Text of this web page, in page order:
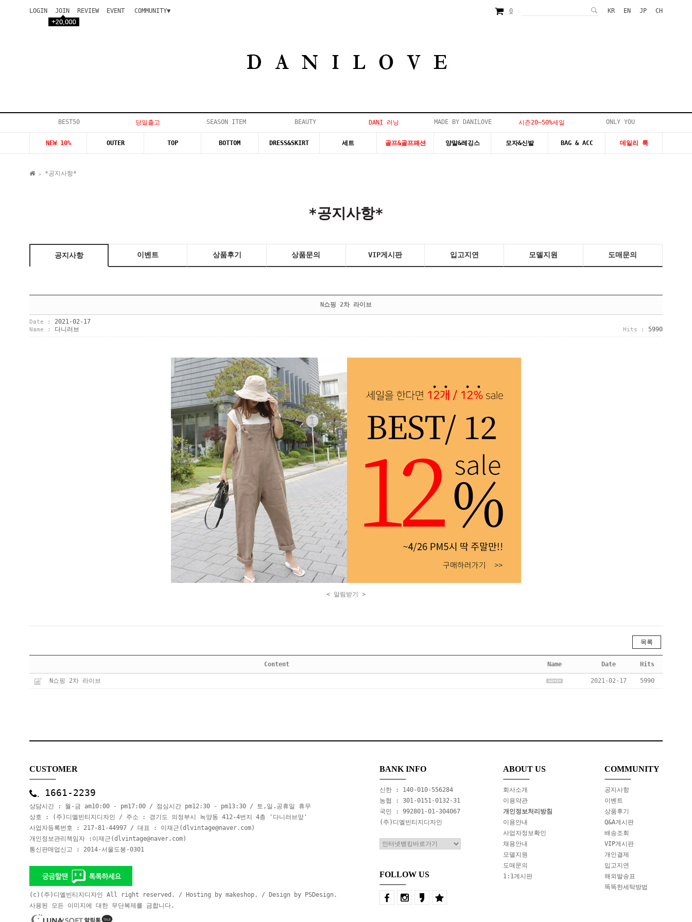
LOGIN JOIN REVIEW EVENT
COMMUNITY▼
입고지연
0 KR EN JP CH
BEST50 당일출고 SEASON ITEM BEAUTY DANI 러닝 MADE BY DANILOVE 시즌20~50%세일 ONLY YOU
NEW 10% OUTER TOP BOTTOM DRESS&SKIRT 세트 골프&골프패션 양말&레깅스 모자&신발 BAG & ACC 데일리 룩
> *공지사항*
*공지사항*
공지사항 이벤트 상품후기 상품문의 VIP게시판 입고지연 모델지원 도매문의
N쇼핑 2차 라이브
Date : 2021-02-17
Name : 다니러브 Hits : 5990
< 알림받기 >
목록
Content Name Date Hits
N쇼핑 2차 라이브 2021-02-17 5990
CUSTOMER
1661-2239
상담시간 : 월-금 am10:00 - pm17:00 / 점심시간 pm12:30 - pm13:30 / 토,일.공휴일 휴무
상호 : (주)디엘빈티지디자인 / 주소 : 경기도 의정부시 녹양동 412-4번지 4층 '다니러브앞'
사업자등록번호 : 217-81-44997 / 대표 : 이재근(dlvintage@naver.com)
개인정보관리책임자 :이재근(dlvintage@naver.com)
통신판매업신고 : 2014-서울도봉-0301
(c)(주)디엘빈티지디자인 All right reserved. / Hosting by makeshop. / Design by PSDesign.
사용된 모든 이미지에 대한 무단복제를 금합니다.
BANK INFO
신한 : 140-010-556284
농협 : 301-0151-0132-31
국민 : 992801-01-304067
(주)디엘빈티지디자인
FOLLOW US
ABOUT US
회사소개
이용약관
개인정보처리방침
이용안내
사업자정보확인
채용안내
모델지원
도매문의
1:1게시판
COMMUNITY
공지사항
이벤트
상품후기
Q&A게시판
배송조회
VIP게시판
개인결제
입고지연
해외발송표
똑똑한세탁방법